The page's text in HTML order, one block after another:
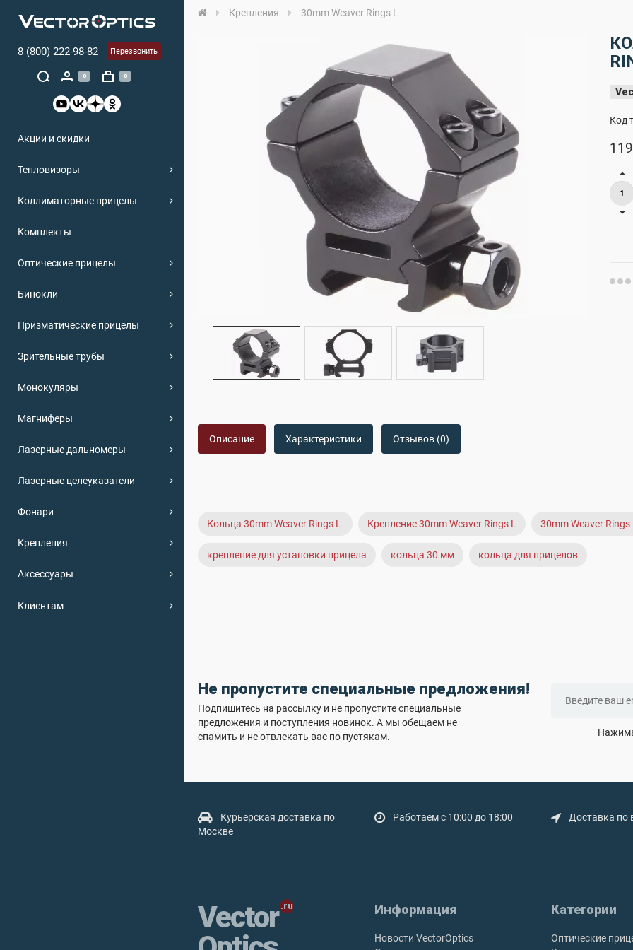
8 (800) 222-98-82 Перезвонить
0 0
Акции и скидки
Тепловизоры
Коллиматорные прицелы
Комплекты
Оптические прицелы
Бинокли
Призматические прицелы
Зрительные трубы
Монокуляры
Магниферы
Лазерные дальномеры
Лазерные целеуказатели
Фонари
Крепления
Аксессуары
Клиентам
Крепления 30mm Weaver Rings L
Код
Описание Характеристики Отзывов (0)
Кольца 30mm Weaver Rings L Крепление 30mm Weaver Rings L 30mm Weaver Rings
крепление для установки прицела кольца 30 мм кольца для прицелов
Не пропустите специальные предложения!
Подпишитесь на рассылку и не пропустите специальные
предложения и поступления новинок. А мы обещаем не
спамить и не отвлекать вас по пустякам.
Курьерская доставка по
Москве
Работаем с 10:00 до 18:00 Доставка по
Vector
Информация
Новости VectorOptics
Категории
Оптические